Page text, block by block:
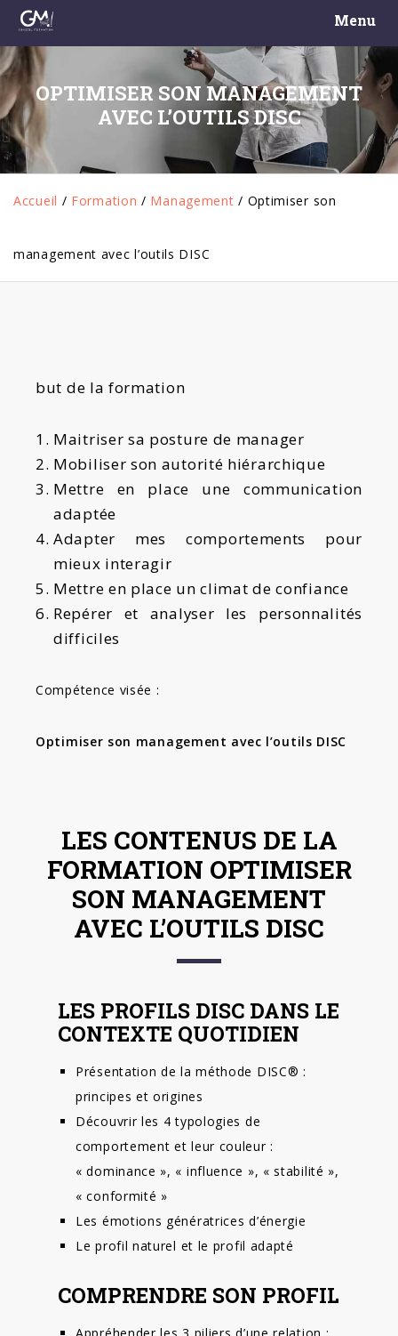
Menu
OPTIMISER SON MANAGEMENT
AVEC L’OUTILS DISC
Accueil / Formation / Management / Optimiser son
management avec l’outils DISC
but de la formation
Maitriser sa posture de manager
Mobiliser son autorité hiérarchique
Mettre en place une communication
adaptée
Adapter mes comportements pour
mieux interagir
Mettre en place un climat de confiance
Repérer et analyser les personnalités
difficiles
Compétence visée :
Optimiser son management avec l’outils DISC
LES CONTENUS DE LA
FORMATION OPTIMISER
SON MANAGEMENT
AVEC L’OUTILS DISC
LES PROFILS DISC DANS LE
CONTEXTE QUOTIDIEN
Présentation de la méthode DISC® :
principes et origines
Découvrir les 4 typologies de
comportement et leur couleur :
« dominance », « influence », « stabilité »,
« conformité »
Les émotions génératrices d’énergie
Le profil naturel et le profil adapté
COMPRENDRE SON PROFIL